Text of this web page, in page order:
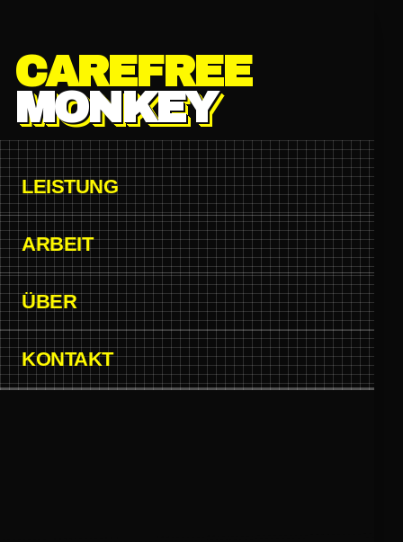
CAREFREE
MONKEY
LEISTUNG
ARBEIT
ÜBER
KONTAKT